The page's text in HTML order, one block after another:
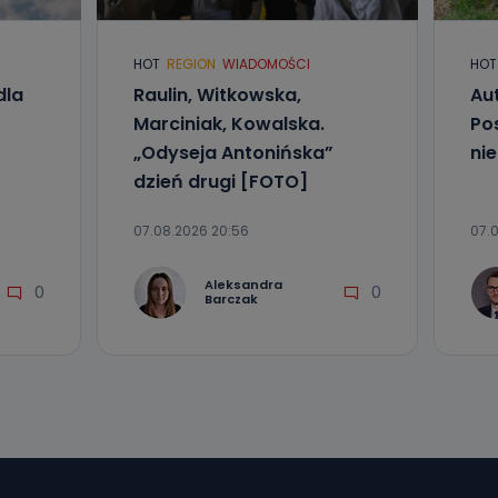
od
żądania
0
HOT REGION WIADOMOŚCI
Raulin, Witkowska,
Marciniak, Kowalska.
„Odyseja Antonińska”
dzień drugi [FOTO]
07.08.2026 20:56
Aleksandra
Barczak
0
HOT